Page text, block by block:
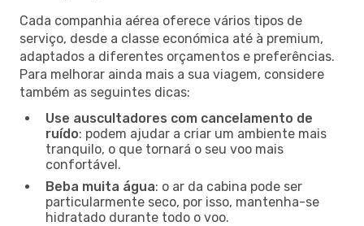
Cada companhia aérea oferece vários tipos de
serviço, desde a classe económica até à premium,
adaptados a diferentes orçamentos e preferências.
Para melhorar ainda mais a sua viagem, considere
também as seguintes dicas:
Use auscultadores com cancelamento de
ruído: podem ajudar a criar um ambiente mais
tranquilo, o que tornará o seu voo mais
confortável.
Beba muita água: o ar da cabina pode ser
particularmente seco, por isso, mantenha-se
hidratado durante todo o voo.